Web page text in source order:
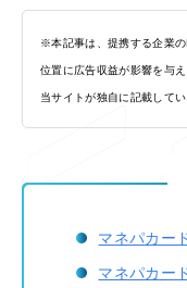
※本記事は、提携する企業
位置に広告収益が影響を与
当サイトが独自に記載してい
マネパカー
マネパカー